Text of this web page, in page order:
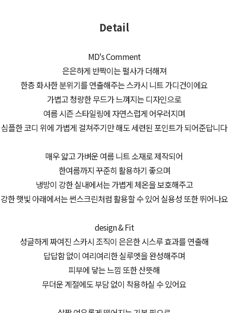
Detail
MD's Comment
은은하게 반짝이는 펄사가 더해져
한층 화사한 분위기를 연출해주는 스카시 니트 가디건이에요
가볍고 청량한 무드가 느껴지는 디자인으로
여름 시즌 스타일링에 자연스럽게 어우러지며
심플한 코디 위에 가볍게 걸쳐주기만 해도 세련된 포인트가 되어준답니다
매우 얇고 가벼운 여름 니트 소재로 제작되어
한여름까지 꾸준히 활용하기 좋으며
냉방이 강한 실내에서는 가볍게 체온을 보호해주고
강한 햇빛 아래에서는 썬스크린처럼 활용할 수 있어 실용성 또한 뛰어나요
design & Fit
성글하게 짜여진 스카시 조직이 은은한 시스루 효과를 연출해
답답함 없이 여리여리한 실루엣을 완성해주며
피부에 닿는 느낌 또한 산뜻해
무더운 계절에도 부담 없이 착용하실 수 있어요